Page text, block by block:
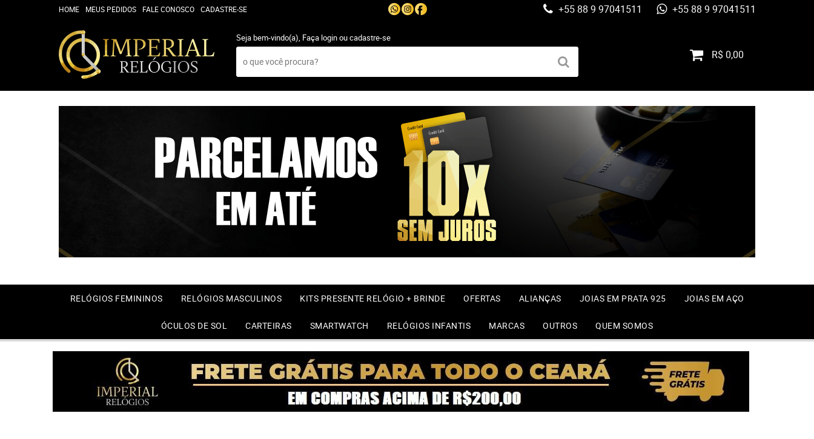
HOME MEUS PEDIDOS FALE CONOSCO CADASTRE-SE +55 88 9 97041511 +55 88 9 97041511
Seja bem-vindo(a), Faça loginoucadastre-se
R$ 0,00
RELÓGIOS FEMININOS RELÓGIOS MASCULINOS KITS PRESENTE RELÓGIO + BRINDE OFERTAS ALIANÇAS JOIAS EM PRATA 925 JOIAS EM AÇO
ÓCULOS DE SOL CARTEIRAS SMARTWATCH RELÓGIOS INFANTIS MARCAS OUTROS QUEM SOMOS